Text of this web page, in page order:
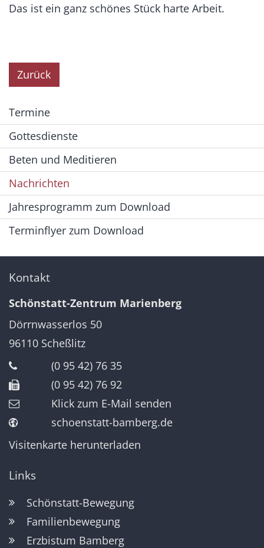
Das ist ein ganz schönes Stück harte Arbeit.
Zurück
Termine
Gottesdienste
Beten und Meditieren
Nachrichten
Jahresprogramm zum Download
Terminflyer zum Download
Kontakt
Schönstatt-Zentrum Marienberg
Dörrnwasserlos 50
96110 Scheßlitz
(0 95 42) 76 35
(0 95 42) 76 92
Klick zum E-Mail senden
schoenstatt-bamberg.de
Visitenkarte herunterladen
Links
Schönstatt-Bewegung
Familienbewegung
Erzbistum Bamberg